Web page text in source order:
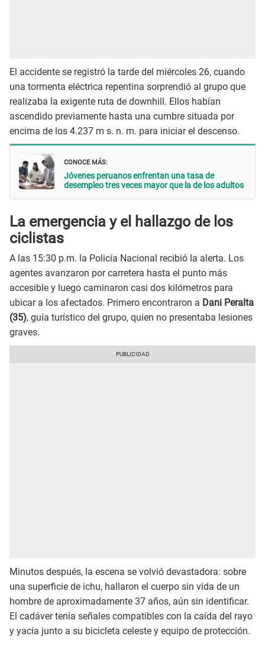
El accidente se registró la tarde del miércoles 26, cuando
una tormenta eléctrica repentina sorprendió al grupo que
realizaba la exigente ruta de downhill. Ellos habían
ascendido previamente hasta una cumbre situada por
encima de los 4.237 m s. n. m. para iniciar el descenso.
CONOCE MÁS:
Jóvenes peruanos enfrentan una tasa de
desempleo tres veces mayor que la de los adultos
La emergencia y el hallazgo de los
ciclistas
A las 15:30 p.m. la Policía Nacional recibió la alerta. Los
agentes avanzaron por carretera hasta el punto más
accesible y luego caminaron casi dos kilómetros para
ubicar a los afectados. Primero encontraron a Dani Peralta
(35), guía turístico del grupo, quien no presentaba lesiones
graves.
Minutos después, la escena se volvió devastadora: sobre
una superficie de ichu, hallaron el cuerpo sin vida de un
hombre de aproximadamente 37 años, aún sin identificar.
El cadáver tenía señales compatibles con la caída del rayo
y yacía junto a su bicicleta celeste y equipo de protección.